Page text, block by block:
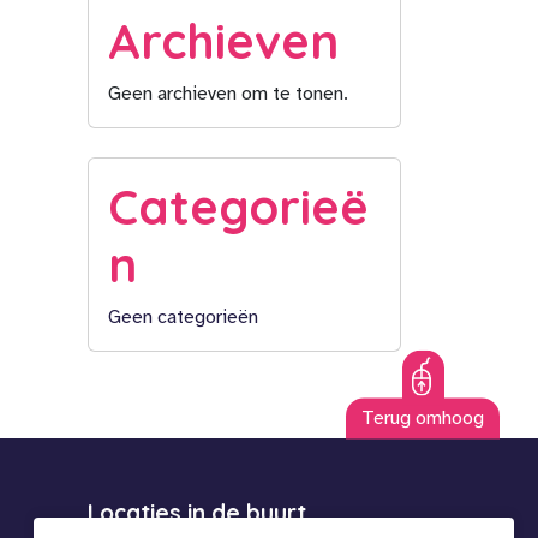
Archieven
Geen archieven om te tonen.
Categorieë
n
Geen categorieën
Terug omhoog
Locaties in de buurt